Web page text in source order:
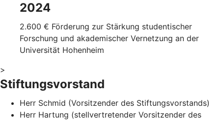
2024
2.600 € Förderung zur Stärkung studentischer
Forschung und akademischer Vernetzung an der
Universität Hohenheim
>
Stiftungsvorstand
Herr Schmid (Vorsitzender des Stiftungsvorstands)
Herr Hartung (stellvertretender Vorsitzender des